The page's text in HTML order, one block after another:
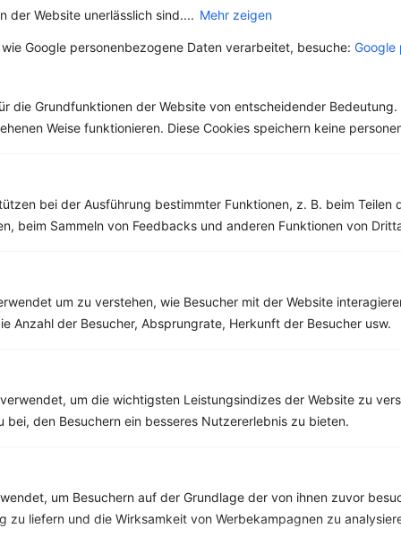
der Website unerlässlich sind.... Mehr zeigen
Google personenbezogene Daten verarbeitet, besuche: Google
die Grundfunktionen der Website von entscheidender Bedeutung.
Weise funktionieren. Diese Cookies speichern keine
bei der Ausführung bestimmter Funktionen, z. B. beim Teilen
beim Sammeln von Feedbacks und anderen Funktionen von
um zu verstehen, wie Besucher mit der Website
Anzahl der Besucher, Absprungrate, Herkunft der Besucher usw.
um die wichtigsten Leistungsindizes der Website zu
bei, den Besuchern ein besseres Nutzererlebnis zu bieten.
um Besuchern auf der Grundlage der von ihnen zuvor
zu liefern und die Wirksamkeit von Werbekampagnen zu
Tipps & Tricks Aktionen & Rabatte
NACHNAME